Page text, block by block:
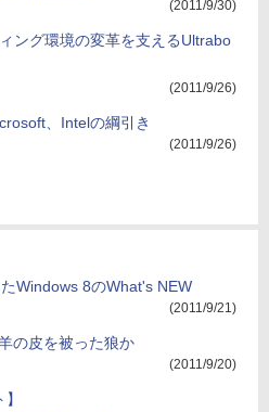
(2011/9/30)
ング環境の変革を支えるUltrabo
(2011/9/26)
、Intelの綱引き
(2011/9/26)
Windows 8のWhat's NEW
(2011/9/21)
の皮を被った狼か
(2011/9/20)